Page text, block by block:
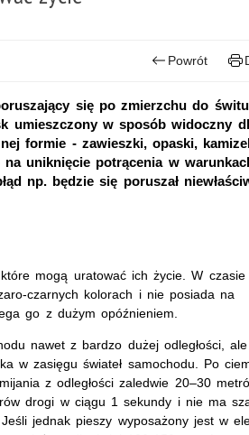
Powrót
się po zmierzchu do
umieszczony w sposób widoczny
formie - zawieszki, opaski,
uniknięcie potrącenia w
np. będzie się poruszał
mogą uratować ich życie. W czasie
czarnych kolorach i nie posiada na
go z dużym opóźnieniem.
nawet z bardzo dużej odległości, ale
w zasięgu świateł samochodu. Po
z odległości zaledwie 20–30
drogi w ciągu 1 sekundy i nie ma
jednak pieszy wyposażony jest w